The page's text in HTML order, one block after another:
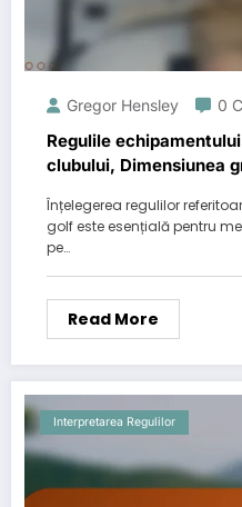
Gregor Hensley 0
Regulile
clubului, Dimensiunea
Înțelegerea regulilor
golf este esențială pentru
pe…
Read More
Interpretarea Regulilor